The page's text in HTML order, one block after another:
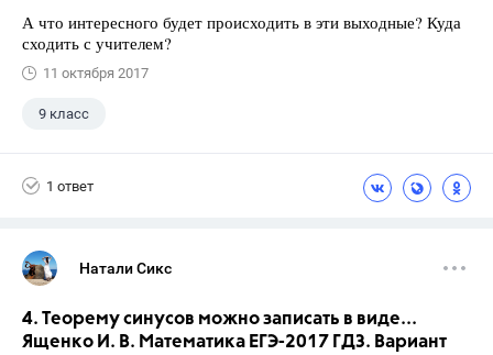
А что интересного будет происходить в эти выходные? Куда
сходить с учителем?
11 октября 2017
9 класс
1 ответ
Натали Сикс
4. Теорему синусов можно записать в виде...
Ященко И. В. Математика ЕГЭ-2017 ГДЗ. Вариант